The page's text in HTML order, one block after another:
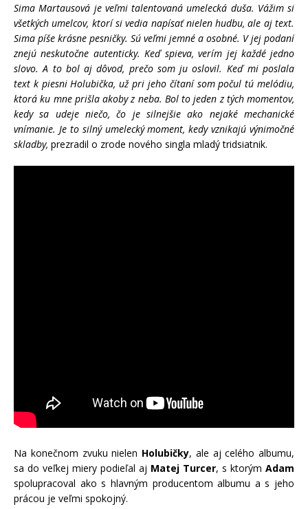
Sima Martausová je veľmi talentovaná umelecká duša. Vážim si
všetkých umelcov, ktorí si vedia napísať nielen hudbu, ale aj text.
Sima píše krásne pesničky. Sú veľmi jemné a osobné. V jej podaní
znejú neskutočne autenticky. Keď spieva, verím jej každé jedno
slovo. A to bol aj dôvod, prečo som ju oslovil. Keď mi poslala
text k piesni Holubička, už pri jeho čítaní som počul tú melódiu,
ktorá ku mne prišla akoby z neba. Bol to jeden z tých momentov,
kedy sa udeje niečo, čo je silnejšie ako nejaké mechanické
vnímanie. Je to silný umelecký moment, kedy vznikajú výnimočné
skladby, prezradil o zrode nového singla mladý tridsiatnik.
Na konečnom zvuku nielen Holubičky, ale aj celého albumu,
sa do veľkej miery podieľal aj Matej Turcer, s ktorým Adam
spolupracoval ako s hlavným producentom albumu a s jeho
prácou je veľmi spokojný.